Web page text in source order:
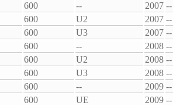
600 -- 2007 --
600 U2 2007 --
600 U3 2007 --
600 -- 2008 --
600 U2 2008 --
600 U3 2008 --
600 -- 2009 --
600 UE 2009 --